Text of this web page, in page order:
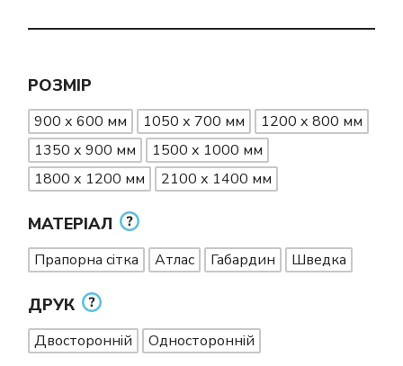
РОЗМІР
900 х 600 мм 1050 х 700 мм
1200 х 800 мм
1350 х 900 мм
1500 х 1000 мм
1800 х 1200 мм
2100 х 1400 мм
МАТЕРІАЛ
Прапорна сітка Атлас Габардин Шведка
ДРУК
Двосторонній Односторонній